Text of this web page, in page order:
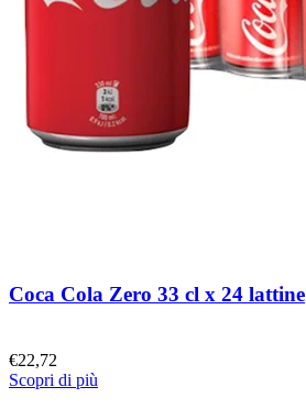
Coca Cola Zero 33 cl x 24 lattine
€22,72
Scopri di più